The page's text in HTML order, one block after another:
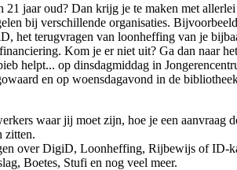
21 jaar oud? Dan krijg je te maken met allerlei
bij verschillende organisaties.
het terugvragen van loonheffing van je
Kom je er niet uit? Ga dan naar het
helpt... op dinsdagmiddag in
en op woensdagavond in de
waar jij moet zijn, hoe je een aanvraag
zitten.
over DigiD, Loonheffing, Rijbewijs of ID-
Boetes, Stufi en nog veel meer.